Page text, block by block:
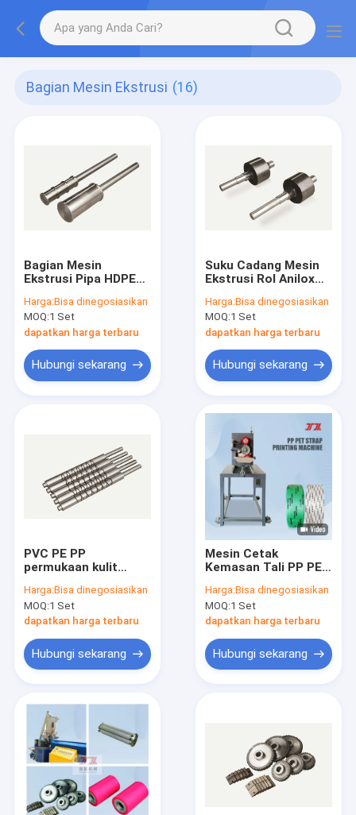
Bagian Mesin Ekstrusi (16)
Bagian Mesin
Ekstrusi Pipa HDPE
Harga:Bisa dinegosiasikan
MOQ:1 Set
dapatkan harga terbaru
Hubungi sekarang
Suku Cadang Mesin
Ekstrusi Rol Anilox
Harga:Bisa dinegosiasikan
MOQ:1 Set
dapatkan harga terbaru
Hubungi sekarang
PVC PE PP
permukaan kulit
300mm Dia Bagian
mesin ekstrusi
Harga:Bisa dinegosiasikan
MOQ:1 Set
dapatkan harga terbaru
Hubungi sekarang
Mesin Cetak
Kemasan Tali PP PET
Satu/Dua Warna
Harga:Bisa dinegosiasikan
MOQ:1 Set
dapatkan harga terbaru
Hubungi sekarang